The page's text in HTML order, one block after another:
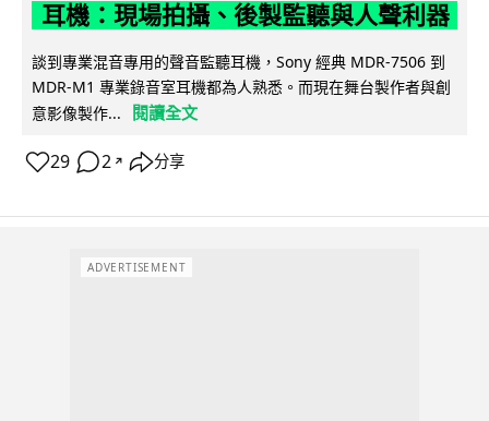
耳機：現場拍攝、後製監聽與人聲利器
談到專業混音專用的聲音監聽耳機，Sony 經典 MDR-7506 到
MDR-M1 專業錄音室耳機都為人熟悉。而現在舞台製作者與創
意影像製作...
閱讀全文
29 2 ↗ 分享
ADVERTISEMENT